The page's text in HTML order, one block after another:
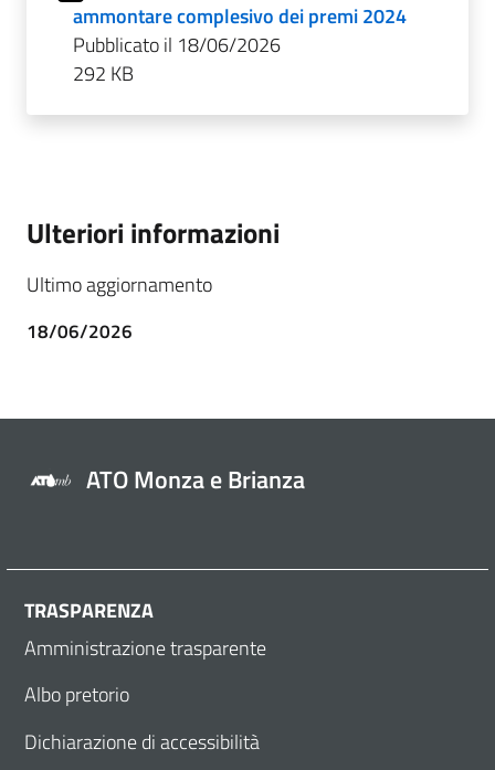
ammontare complesivo dei premi 2024
Pubblicato il 18/06/2026
292 KB
Ulteriori informazioni
Ultimo aggiornamento
18/06/2026
ATO Monza e Brianza
TRASPARENZA
Amministrazione trasparente
Albo pretorio
Dichiarazione di accessibilità